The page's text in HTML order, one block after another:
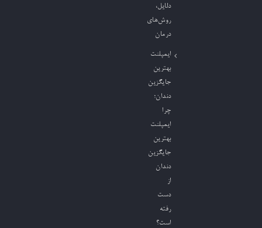
دلایل،
روش‌های
درمان
ایمپلنت
بهترین
جایگزین
دندان؛
چرا
ایمپلنت
بهترین
جایگزین
دندان
از
دست
رفته
است؟